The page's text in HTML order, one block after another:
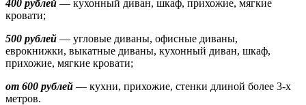
400 рублей — кухонный диван, шкаф, прихожие, мягкие
кровати;
500 рублей — угловые диваны, офисные диваны,
еврокнижки, выкатные диваны, кухонный диван, шкаф,
прихожие, мягкие кровати;
от 600 рублей — кухни, прихожие, стенки длиной более 3-х
метров.